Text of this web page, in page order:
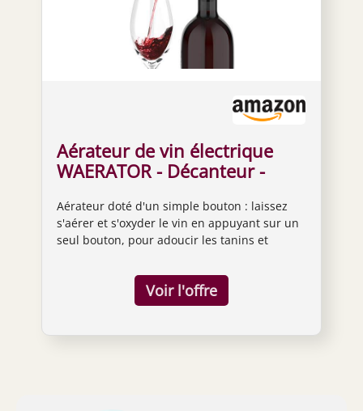
Aérateur de vin électrique
WAERATOR - Décanteur -
automatique avec une
pression sur un bouton noir
Aérateur doté d'un simple bouton : laissez
s'aérer et s'oxyder le vin en appuyant sur un
seul bouton, pour adoucir les tanins et
Indispensable pour les amateurs de
vin - Compatible avec les vins rouges, les vins
blancs et des vins jeunes ou vieillis, pour un